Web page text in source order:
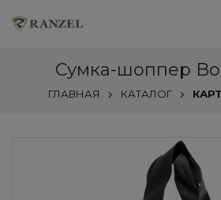
Сумка-шоппер
ГЛАВНАЯ КАТАЛОГ